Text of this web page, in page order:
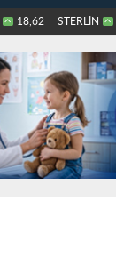
18,62 STERLİN